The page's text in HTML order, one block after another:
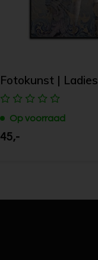
Fotokunst | Ladies
Op voorraad
45,-